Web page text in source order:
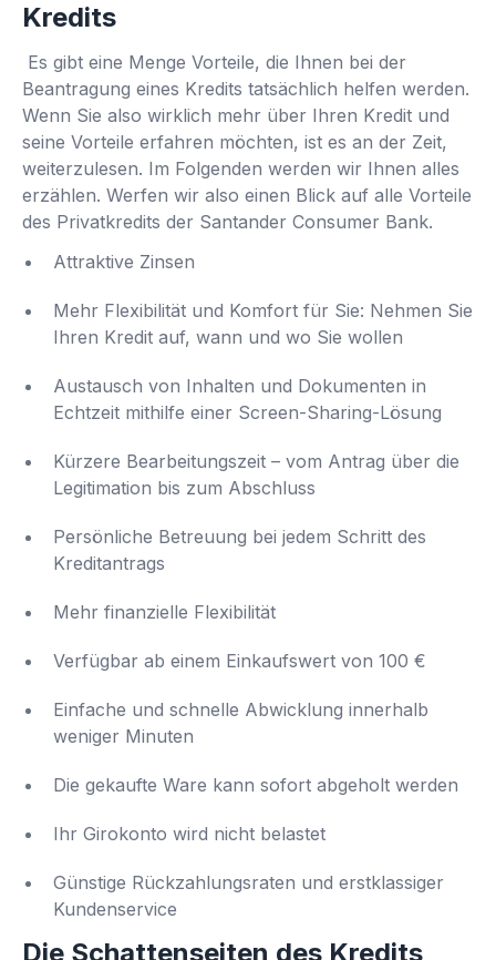
Kredits
Es gibt eine Menge Vorteile, die Ihnen bei der
Beantragung eines Kredits tatsächlich helfen werden.
Wenn Sie also wirklich mehr über Ihren Kredit und
seine Vorteile erfahren möchten, ist es an der Zeit,
weiterzulesen. Im Folgenden werden wir Ihnen alles
erzählen. Werfen wir also einen Blick auf alle Vorteile
des Privatkredits der Santander Consumer Bank.
Attraktive Zinsen
Mehr Flexibilität und Komfort für Sie: Nehmen Sie
Ihren Kredit auf, wann und wo Sie wollen
Austausch von Inhalten und Dokumenten in
Echtzeit mithilfe einer Screen-Sharing-Lösung
Kürzere Bearbeitungszeit – vom Antrag über die
Legitimation bis zum Abschluss
Persönliche Betreuung bei jedem Schritt des
Kreditantrags
Mehr finanzielle Flexibilität
Verfügbar ab einem Einkaufswert von 100 €
Einfache und schnelle Abwicklung innerhalb
weniger Minuten
Die gekaufte Ware kann sofort abgeholt werden
Ihr Girokonto wird nicht belastet
Günstige Rückzahlungsraten und erstklassiger
Kundenservice
Die Schattenseiten des Kredits